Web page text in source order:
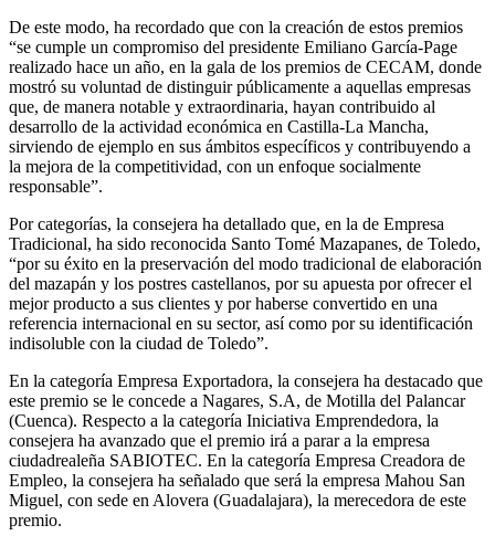
De este modo, ha recordado que con la creación de estos premios
“se cumple un compromiso del presidente Emiliano García-Page
realizado hace un año, en la gala de los premios de CECAM, donde
mostró su voluntad de distinguir públicamente a aquellas empresas
que, de manera notable y extraordinaria, hayan contribuido al
desarrollo de la actividad económica en Castilla-La Mancha,
sirviendo de ejemplo en sus ámbitos específicos y contribuyendo a
la mejora de la competitividad, con un enfoque socialmente
responsable”.
Por categorías, la consejera ha detallado que, en la de Empresa
Tradicional, ha sido reconocida Santo Tomé Mazapanes, de Toledo,
“por su éxito en la preservación del modo tradicional de elaboración
del mazapán y los postres castellanos, por su apuesta por ofrecer el
mejor producto a sus clientes y por haberse convertido en una
referencia internacional en su sector, así como por su identificación
indisoluble con la ciudad de Toledo”.
En la categoría Empresa Exportadora, la consejera ha destacado que
este premio se le concede a Nagares, S.A, de Motilla del Palancar
(Cuenca). Respecto a la categoría Iniciativa Emprendedora, la
consejera ha avanzado que el premio irá a parar a la empresa
ciudadrealeña SABIOTEC. En la categoría Empresa Creadora de
Empleo, la consejera ha señalado que será la empresa Mahou San
Miguel, con sede en Alovera (Guadalajara), la merecedora de este
premio.